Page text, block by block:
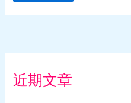
近期文章